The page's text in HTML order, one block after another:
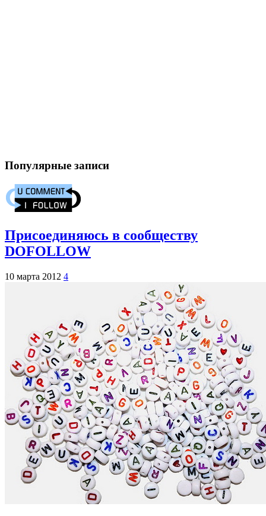
Популярные записи
Присоединяюсь в сообществу
DOFOLLOW
10 марта 2012 4